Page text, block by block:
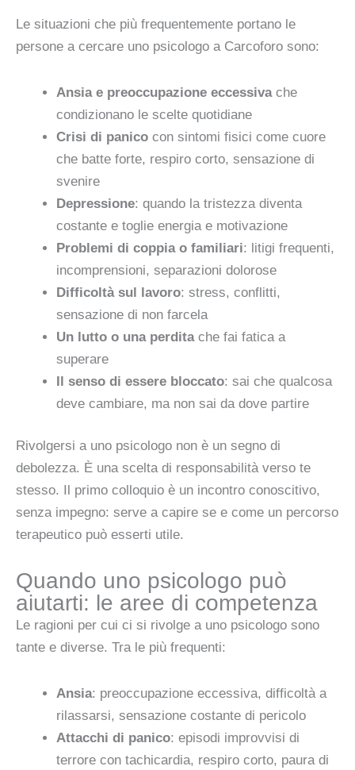
Le situazioni che più frequentemente portano le
persone a cercare uno psicologo a Carcoforo sono:
Ansia e preoccupazione eccessivache
condizionano le scelte quotidiane
Crisi di panico con sintomi fisici come cuore
che batte forte, respiro corto, sensazione di
svenire
Depressione: quando la tristezza diventa
costante e toglie energia e motivazione
Problemi di coppia o familiari: litigi frequenti,
incomprensioni, separazioni dolorose
Difficoltà sul lavoro: stress, conflitti,
sensazione di non farcela
Un lutto o una perditache fai fatica a
superare
Il senso di essere bloccato: sai che qualcosa
deve cambiare, ma non sai da dove partire
Rivolgersi a uno psicologo non è un segno di
debolezza. È una scelta di responsabilità verso te
stesso. Il primo colloquio è un incontro conoscitivo,
senza impegno: serve a capire se e come un percorso
terapeutico può esserti utile.
Quando uno psicologo può
aiutarti: le aree di competenza
Le ragioni per cui ci si rivolge a uno psicologo sono
tante e diverse. Tra le più frequenti:
Ansia: preoccupazione eccessiva, difficoltà a
rilassarsi, sensazione costante di pericolo
Attacchi di panico: episodi improvvisi di
terrore con tachicardia, respiro corto, paura di